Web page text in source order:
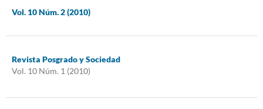
Vol. 10 Núm. 2 (2010)
Revista Posgrado y Sociedad
Vol. 10 Núm. 1 (2010)